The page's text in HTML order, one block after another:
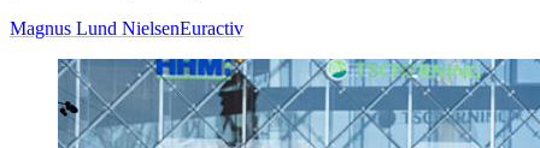
Magnus Lund NielsenEuractiv